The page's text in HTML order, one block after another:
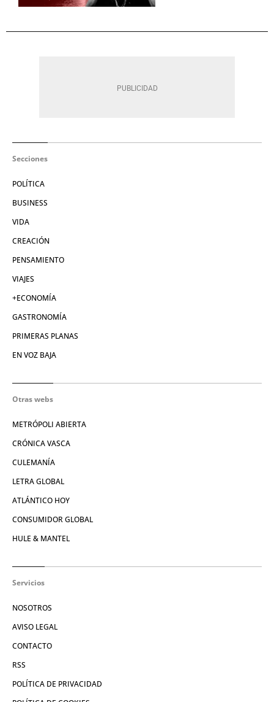
Secciones
POLÍTICA
BUSINESS
VIDA
CREACIÓN
PENSAMIENTO
VIAJES
+ECONOMÍA
GASTRONOMÍA
PRIMERAS PLANAS
EN VOZ BAJA
Otras webs
METRÓPOLI ABIERTA
CRÓNICA VASCA
CULEMANÍA
LETRA GLOBAL
ATLÁNTICO HOY
CONSUMIDOR GLOBAL
HULE & MANTEL
Servicios
NOSOTROS
AVISO LEGAL
CONTACTO
RSS
POLÍTICA DE PRIVACIDAD